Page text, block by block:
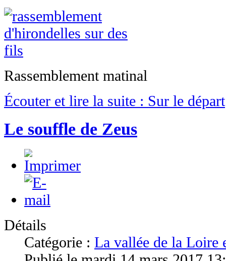
Rassemblement matinal
Écouter et lire la suite : Sur le départ
Le souffle de Zeus
Détails
Catégorie : La vallée de la Loire